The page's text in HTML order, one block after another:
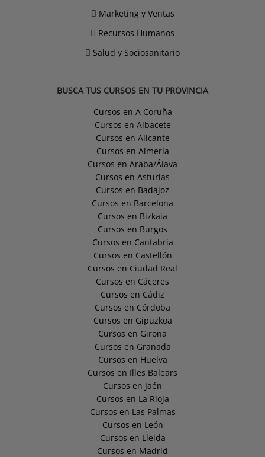
Marketing y Ventas
Recursos Humanos
Salud y Sociosanitario
BUSCA TUS CURSOS EN TU PROVINCIA
Cursos en A Coruña
Cursos en Albacete
Cursos en Alicante
Cursos en Almería
Cursos en Araba/Álava
Cursos en Asturias
Cursos en Badajoz
Cursos en Barcelona
Cursos en Bizkaia
Cursos en Burgos
Cursos en Cantabria
Cursos en Castellón
Cursos en Ciudad Real
Cursos en Cáceres
Cursos en Cádiz
Cursos en Córdoba
Cursos en Gipuzkoa
Cursos en Girona
Cursos en Granada
Cursos en Huelva
Cursos en Illes Balears
Cursos en Jaén
Cursos en La Rioja
Cursos en Las Palmas
Cursos en León
Cursos en Lleida
Cursos en Madrid